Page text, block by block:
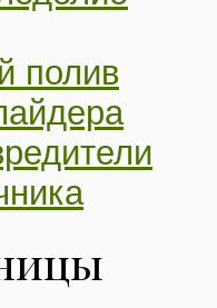
полив